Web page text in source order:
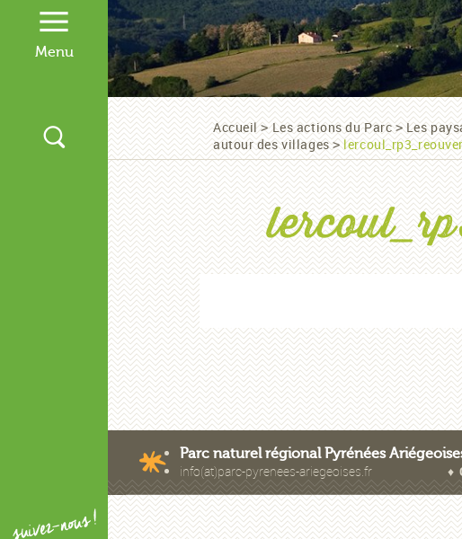
Accueil > Les actions du Parc > Les
autour des villages >
Parc naturel régional Pyrénées
info(at)parc-pyrenees-ariegeoises.fr ♦
Plan d’accès